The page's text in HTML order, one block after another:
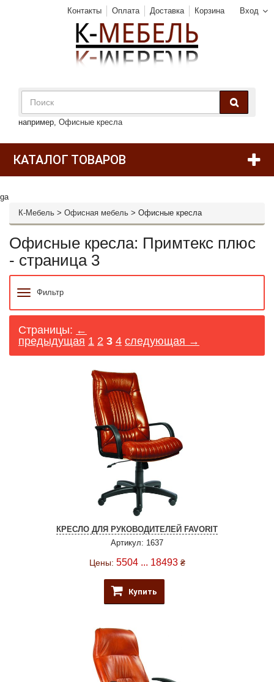
Вход
Контакты Оплата Доставка Корзина
например, Офисные кресла
КАТАЛОГ ТОВАРОВ
ga
К-Мебель > Офисная мебель > Офисные кресла
Офисные кресла: Примтекс плюс
- страница 3
Фильтр
Страницы: ←
предыдущая 1 2 3 4 следующая →
КРЕСЛО ДЛЯ РУКОВОДИТЕЛЕЙ FAVORIT
Артикул: 1637
Цены: 5504 ... 18493 ₴
Купить